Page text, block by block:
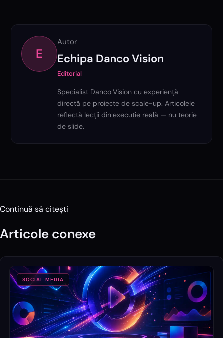
E
Autor
Echipa Danco Vision
Editorial
Specialist Danco Vision cu experiență
directă pe proiecte de scale-up. Articolele
reflectă lecții din execuție reală — nu teorie
de slide.
Continuă să citești
Articole conexe
SOCIAL MEDIA